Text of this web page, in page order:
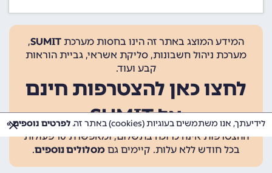
המידע המוצג באתר זה הינו בחסות מערכת SUMIT
,
מערכת ניהול חשבונות, סליקת אשראי, גביית הוראות
קבע ועוד.
לחצו כאן להצטרפות חינם
אל SUMIT
ההצטרפות אינה כרוכה בתשלום, ומאפשרת 10 פעולות
בכל חודש ללא עלות. קיימים גם מסלולים נוספים.
לידיעתך, אנו משתמשים בעוגיות (cookies) באתר זה. לפרטים נוספים »